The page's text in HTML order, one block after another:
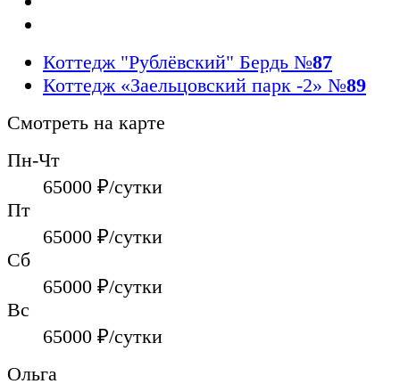
Коттедж "Рублёвский" Бердь №87
Коттедж «Заельцовский парк -2» №89
Смотреть на карте
Пн-Чт
65000 ₽/сутки
Пт
65000 ₽/сутки
Сб
65000 ₽/сутки
Вс
65000 ₽/сутки
Ольга